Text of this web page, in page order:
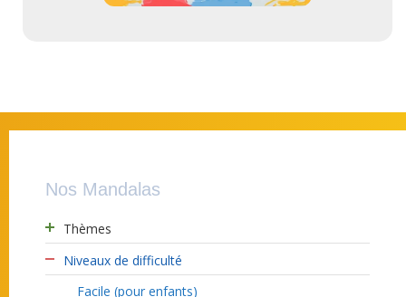
Nos Mandalas
Thèmes
Niveaux de difficulté
Facile (pour enfants)